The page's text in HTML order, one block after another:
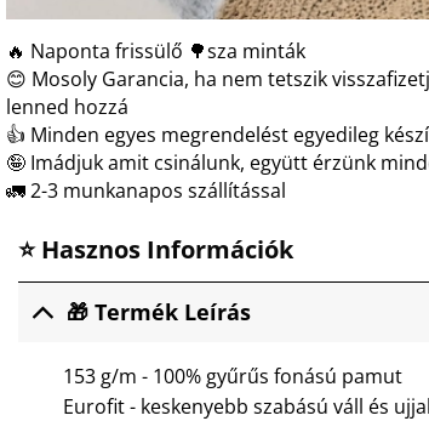
🔥 Naponta frissülő 🌳sza minták
😊 Mosoly Garancia, ha nem tetszik
lenned hozzá
👍 Minden egyes megrendelést egyedileg
🤪 Imádjuk amit csinálunk, együtt érzünk
🚛 2-3 munkanapos szállítással
⭐ Hasznos Információk
🎁 Termék Leírás
153 g/m - 100% gyűrűs fonású pamut
Eurofit - keskenyebb szabású váll és